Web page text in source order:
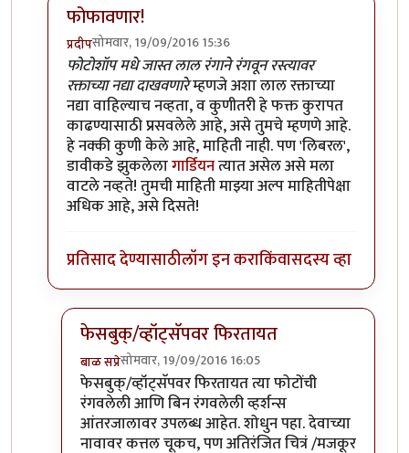
फोफावणार!
प्रदीपसोमवार, 19/09/2016 15:36
In reply toकुर्बानी आणि बळी देणे दोन्हीbyबाळ सप्रे
फोटोशॉप मधे जास्त लाल रंगाने रंगवून रस्त्यावर
रक्ताच्या नद्या दाखवणारेम्हणजे अशा लाल रक्ताच्या
नद्या वाहिल्याच नव्हता, व कुणीतरी हे फक्त कुरापत
काढण्यासाठी प्रसवलेले आहे, असे तुमचे म्हणणे आहे.
हे नक्की कुणी केले आहे, माहिती नाही. पण 'लिबरल',
डावीकडे झुकलेलागार्डियनत्यात असेल असे मला
वाटले नव्हते! तुमची माहिती माझ्या अल्प माहितीपेक्षा
अधिक आहे, असे दिसते!
प्रतिसाद देण्यासाठीलॉग इन कराकिंवासदस्य व्हा
फेसबुक्/व्हॉट्सॅपवर फिरतायत
बाळ सप्रेसोमवार, 19/09/2016 16:05
In reply toफोफावणार!byप्रदीप
फेसबुक्/व्हॉट्सॅपवर फिरतायत त्या फोटोंची
रंगवलेली आणि बिन रंगवलेली व्हर्शन्स
आंतरजालावर उपलब्ध आहेत. शोधुन पहा. देवाच्या
नावावर कत्तल चूकच, पण अतिरंजित चित्रं /मजकूर